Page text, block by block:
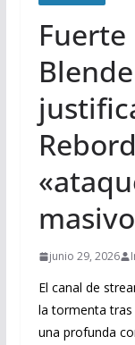
junio 29, 2026
El canal de
la tormenta tras
una profunda